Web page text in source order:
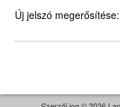
Új jelszó megerősítése: